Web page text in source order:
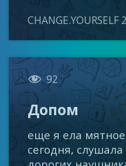
CHANGE.YOURSELF
 92
Допом
еще я ела
сегодня,